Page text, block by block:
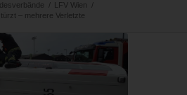
/ LFV Wien
/
– mehrere Verletzte